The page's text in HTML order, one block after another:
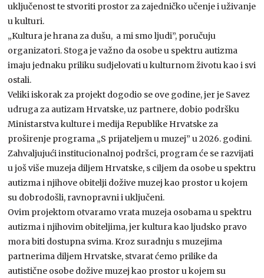
uključenost te stvoriti prostor za zajedničko učenje i uživanje
u kulturi.
„Kultura je hrana za dušu, a mi smo ljudi”, poručuju
organizatori. Stoga je važno da osobe u spektru autizma
imaju jednaku priliku sudjelovati u kulturnom životu kao i svi
ostali.
Veliki iskorak za projekt dogodio se ove godine, jer je Savez
udruga za autizam Hrvatske, uz partnere, dobio podršku
Ministarstva kulture i medija Republike Hrvatske za
proširenje programa „S prijateljem u muzej” u 2026. godini.
Zahvaljujući institucionalnoj podršci, program će se razvijati
u još više muzeja diljem Hrvatske, s ciljem da osobe u spektru
autizma i njihove obitelji dožive muzej kao prostor u kojem
su dobrodošli, ravnopravni i uključeni.
Ovim projektom otvaramo vrata muzeja osobama u spektru
autizma i njihovim obiteljima, jer kultura kao ljudsko pravo
mora biti dostupna svima. Kroz suradnju s muzejima
partnerima diljem Hrvatske, stvarat ćemo prilike da
autistične osobe dožive muzej kao prostor u kojem su